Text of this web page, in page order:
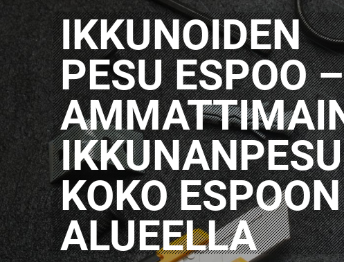
IKKUNOIDEN
PESU ESPOO –
IKKUNANPESU
KOKO ESPOON
ALUEELLA